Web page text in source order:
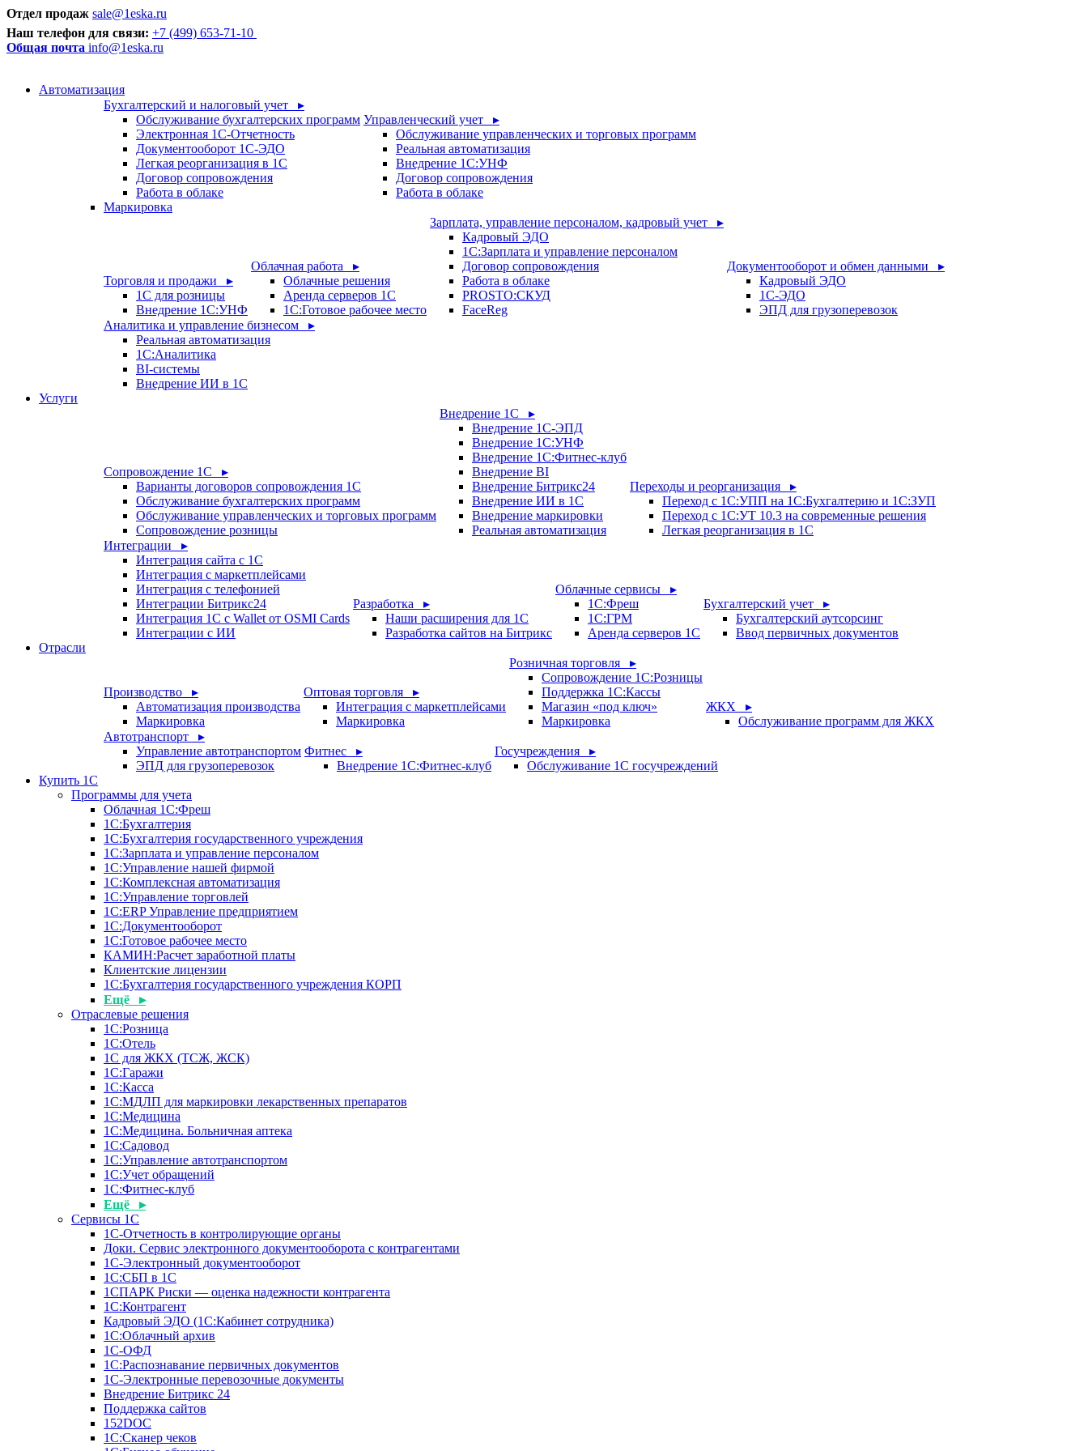
Отдел продаж sale@1eska.ru
Наш телефон для связи: +7 (499) 653-71-10
Общая почта info@1eska.ru
Автоматизация
Бухгалтерский и налоговый учет ▸
Обслуживание бухгалтерских программ
Электронная 1С-Отчетность
Документооборот 1С-ЭДО
Легкая реорганизация в 1С
Договор сопровождения
Работа в облаке
Управленческий учет ▸
Обслуживание управленческих и торговых программ
Реальная автоматизация
Внедрение 1С:УНФ
Договор сопровождения
Работа в облаке
Маркировка
Торговля и продажи ▸
1С для розницы
Внедрение 1С:УНФ
Облачная работа ▸
Облачные решения
Аренда серверов 1С
1C:Готовое рабочее место
Зарплата, управление персоналом, кадровый учет ▸
Кадровый ЭДО
1С:Зарплата и управление персоналом
Договор сопровождения
Работа в облаке
PROSTO:СКУД
FaceReg
Документооборот и обмен данными ▸
Кадровый ЭДО
1С-ЭДО
ЭПД для грузоперевозок
Аналитика и управление бизнесом ▸
Реальная автоматизация
1С:Аналитика
BI-системы
Внедрение ИИ в 1С
Услуги
Сопровождение 1С ▸
Варианты договоров сопровождения 1С
Обслуживание бухгалтерских программ
Обслуживание управленческих и торговых программ
Сопровождение розницы
Внедрение 1С ▸
Внедрение 1С-ЭПД
Внедрение 1С:УНФ
Внедрение 1С:Фитнес-клуб
Внедрение BI
Внедрение Битрикс24
Внедрение ИИ в 1С
Внедрение маркировки
Реальная автоматизация
Переходы и реорганизация ▸
Переход с 1С:УПП на 1С:Бухгалтерию и 1С:ЗУП
Переход с 1С:УТ 10.3 на современные решения
Легкая реорганизация в 1С
Интеграции ▸
Интеграция сайта с 1С
Интеграция с маркетплейсами
Интеграция с телефонией
Интеграции Битрикс24
Интеграция 1С с Wallet от OSMI Cards
Интеграции с ИИ
Разработка ▸
Наши расширения для 1С
Разработка сайтов на Битрикс
Облачные сервисы ▸
1С:Фреш
1С:ГРМ
Аренда серверов 1С
Бухгалтерский учет ▸
Бухгалтерский аутсорсинг
Ввод первичных документов
Отрасли
Производство ▸
Автоматизация производства
Маркировка
Оптовая торговля ▸
Интеграция с маркетплейсами
Маркировка
Розничная торговля ▸
Сопровождение 1С:Розницы
Поддержка 1С:Кассы
Магазин «под ключ»
Маркировка
ЖКХ ▸
Обслуживание программ для ЖКХ
Автотранспорт ▸
Управление автотранспортом
ЭПД для грузоперевозок
Фитнес ▸
Внедрение 1С:Фитнес-клуб
Госучреждения ▸
Обслуживание 1С госучреждений
Купить 1С
Программы для учета
Облачная 1С:Фреш
1С:Бухгалтерия
1С:Бухгалтерия государственного учреждения
1С:Зарплата и управление персоналом
1С:Управление нашей фирмой
1С:Комплексная автоматизация
1С:Управление торговлей
1С:ERP Управление предприятием
1С:Документооборот
1C:Готовое рабочее место
КАМИН:Расчет заработной платы
Клиентские лицензии
1С:Бухгалтерия государственного учреждения КОРП
Ещё ▸
Отраслевые решения
1С:Розница
1С:Отель
1С для ЖКХ (ТСЖ, ЖСК)
1С:Гаражи
1С:Касса
1С:МДЛП для маркировки лекарственных препаратов
1С:Медицина
1С:Медицина. Больничная аптека
1С:Садовод
1С:Управление автотранспортом
1С:Учет обращений
1С:Фитнес-клуб
Ещё ▸
Сервисы 1С
1С-Отчетность в контролирующие органы
Доки. Сервис электронного документооборота с контрагентами
1С-Электронный документооборот
1С:СБП в 1С
1СПАРК Риски — оценка надежности контрагента
1С:Контрагент
Кадровый ЭДО (1С:Кабинет сотрудника)
1С:Облачный архив
1С-ОФД
1С:Распознавание первичных документов
1С-Электронные перевозочные документы
Внедрение Битрикс 24
Поддержка сайтов
152DOC
1С:Сканер чеков